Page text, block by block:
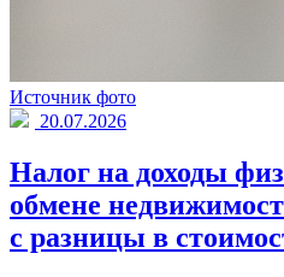
Источник фото
20.07.2026
Налог на доходы
обмене
с разницы в